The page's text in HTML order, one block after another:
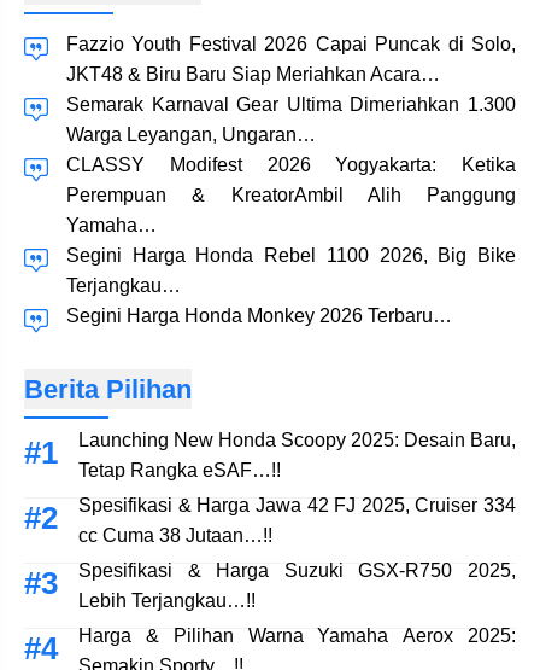
Fazzio Youth Festival 2026 Capai Puncak di Solo,
JKT48 & Biru Baru Siap Meriahkan Acara…
Semarak Karnaval Gear Ultima Dimeriahkan 1.300
Warga Leyangan, Ungaran…
CLASSY Modifest 2026 Yogyakarta: Ketika
Perempuan & KreatorAmbil Alih Panggung
Yamaha…
Segini Harga Honda Rebel 1100 2026, Big Bike
Terjangkau…
Segini Harga Honda Monkey 2026 Terbaru…
Berita Pilihan
Launching New Honda Scoopy 2025: Desain Baru,
Tetap Rangka eSAF…!!
Spesifikasi & Harga Jawa 42 FJ 2025, Cruiser 334
cc Cuma 38 Jutaan…!!
Spesifikasi & Harga Suzuki GSX-R750 2025,
Lebih Terjangkau…!!
Harga & Pilihan Warna Yamaha Aerox 2025:
Semakin Sporty…!!